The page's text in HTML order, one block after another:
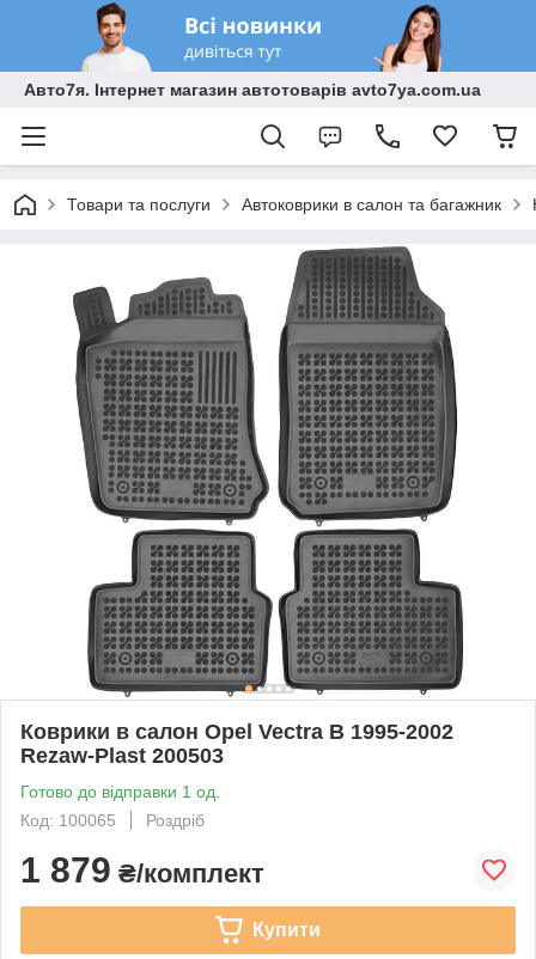
Авто7я. Інтернет магазин автотоварів avto7ya.com.ua
Товари та послуги Автоковрики в салон та багажник
Коврики в салон Opel Vectra B 1995-2002
Rezaw-Plast 200503
Готово до відправки 1 од.
Код: 100065
Роздріб
1 879 ₴/комплект
Купити